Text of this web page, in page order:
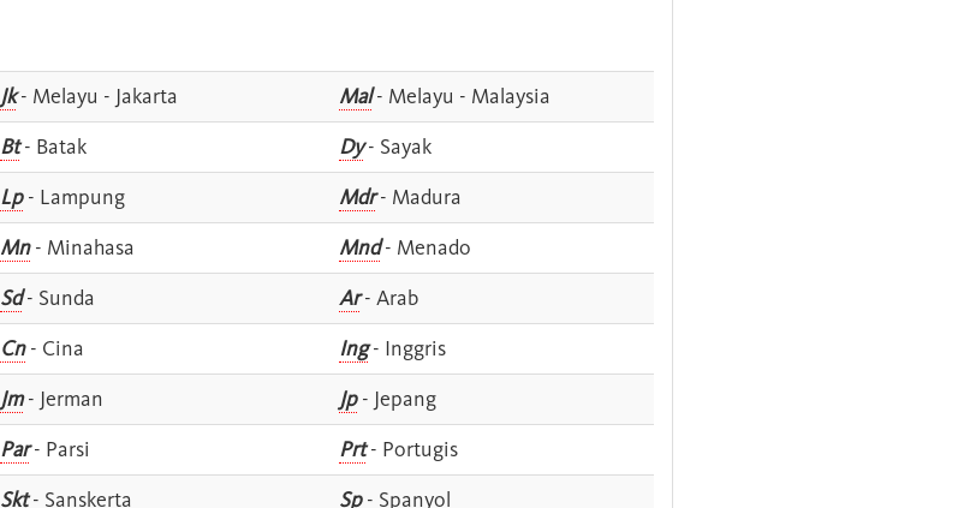
Jk- Melayu - Jakarta Mal- Melayu - Malaysia
Bt- Batak Dy- Sayak
Lp- Lampung Mdr- Madura
Mn- Minahasa Mnd- Menado
Sd- Sunda Ar- Arab
Cn- Cina Ing- Inggris
Jm- Jerman Jp- Jepang
Par- Parsi Prt- Portugis
Skt- Sanskerta Sp- Spanyol